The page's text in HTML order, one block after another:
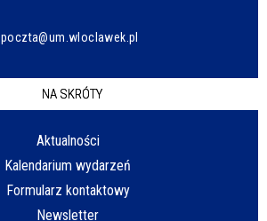
poczta@um.wloclawek.pl
NA SKRÓTY
Aktualności
Kalendarium wydarzeń
Formularz kontaktowy
Newsletter